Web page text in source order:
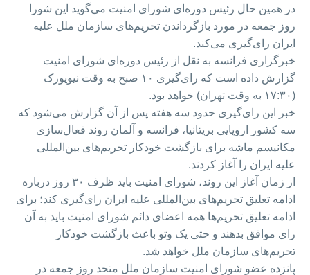
در همین حال رئیس دوره‌ای شورای امنیت می‌گوید این شورا
روز جمعه در مورد بازگرداندن تحریم‌های سازمان ملل علیه
ایران رای‌گیری می‌کند.
خبرگزاری فرانسه به نقل از رئیس دوره‌ای شورای امنیت
گزارش داده است که رای‌گیری ۱۰ صبح به وقت نیویورک
(۱۷:۳۰ به وقت تهران) خواهد بود.
خبر این رای‌گیری حدود سه هفته پس از آن گزارش می‌شود که
سه کشور اروپایی بریتانیا، فرانسه و آلمان روند فعال‌سازی
مکانیسم ماشه برای بازگشت خودکار تحریم‌های بین‌المللی
علیه ایران را آغاز کردند.
از زمان آغاز این روند، شورای امنیت باید ظرف ۳۰ روز درباره
ادامه تعلیق تحریم‌های بین‌المللی علیه ایران رای‌گیری کند؛ برای
ادامه تعلیق تحریم‌ها همه اعضای دائم شورای امنیت باید به آن
رای موافق بدهند و حتی یک وتو باعث بازگشت خودکار
تحریم‌های سازمان ملل خواهد شد.
پانزده عضو شورای امنیت سازمان ملل متحد روز جمعه در